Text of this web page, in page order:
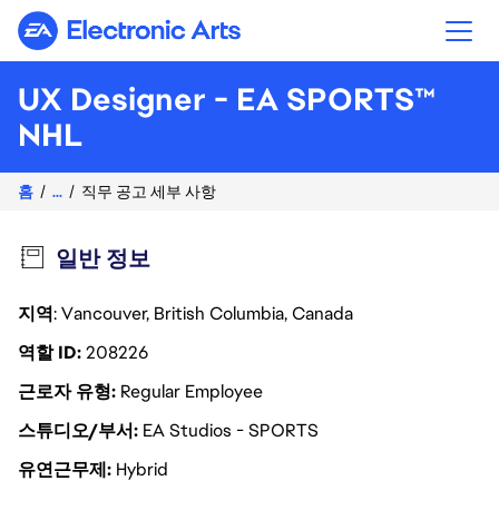
Electronic Arts
UX Designer - EA SPORTS™
NHL
홈 ... 직무 공고 세부 사항
일반 정보
지역: Vancouver, British Columbia, Canada
역할 ID208226
근로자 유형 Regular Employee
스튜디오/부서 EA Studios - SPORTS
유연근무제 Hybrid